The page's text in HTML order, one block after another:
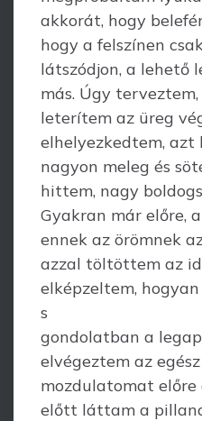
akkorát, hogy
hogy a felszínen
látszódjon, a lehető
más. Úgy
leterítem az üreg
elhelyezkedtem, azt
nagyon meleg és
hittem, nagy
Gyakran már előre,
ennek az örömnek
azzal töltöttem az
elképzeltem,
s
gondolatban a
elvégeztem az
mozdulatomat
előtt láttam a